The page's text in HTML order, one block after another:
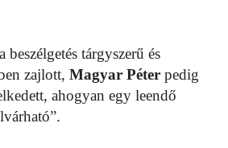
beszélgetés tárgyszerű és
zajlott, Magyar Péter pedig
ahogyan egy leendő